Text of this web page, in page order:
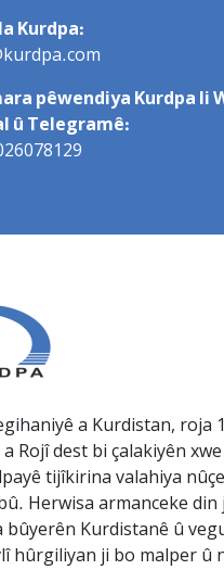
Kurdpa:
pêwendiya Kurdpa li
û Telegramê:
a Kurdistan, roja
Rojî dest bi çalakiyên
tijîkirina valahiya
Herwisa armanceke
Kurdistanê û
hûrgiliyan ji bo malper û